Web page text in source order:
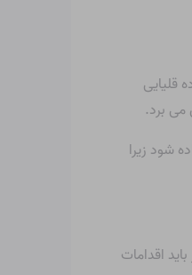
قلیایی
برد.
شود زیرا
اقدامات